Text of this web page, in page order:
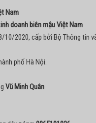
Nam
doanh biên mậu Việt Nam
10/2020, cấp bởi Bộ Thông tin
phố Hà Nội.
Vũ Minh Quân